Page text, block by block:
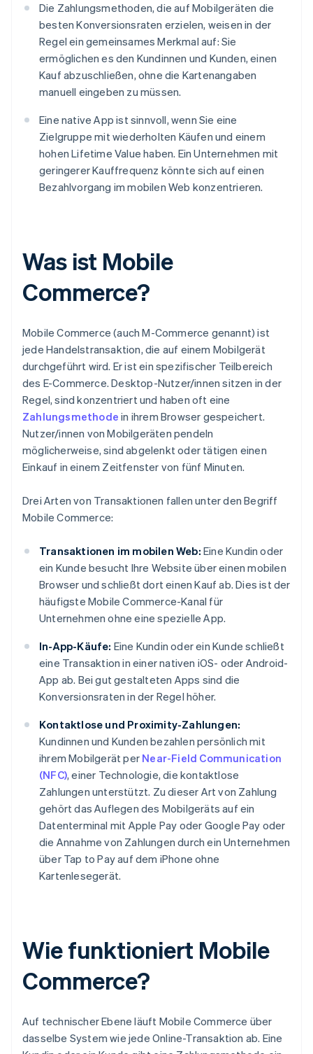
Die Zahlungsmethoden, die auf Mobilgeräten die
besten Konversionsraten erzielen, weisen in der
Regel ein gemeinsames Merkmal auf: Sie
ermöglichen es den Kundinnen und Kunden, einen
Kauf abzuschließen, ohne die Kartenangaben
manuell eingeben zu müssen.
Eine native App ist sinnvoll, wenn Sie eine
Zielgruppe mit wiederholten Käufen und einem
hohen Lifetime Value haben. Ein Unternehmen mit
geringerer Kauffrequenz könnte sich auf einen
Bezahlvorgang im mobilen Web konzentrieren.
Was ist Mobile
Commerce?
Mobile Commerce (auch M-Commerce genannt) ist
jede Handelstransaktion, die auf einem Mobilgerät
durchgeführt wird. Er ist ein spezifischer Teilbereich
des E-Commerce. Desktop-Nutzer/innen sitzen in der
Regel, sind konzentriert und haben oft eine
Zahlungsmethode in ihrem Browser gespeichert.
Nutzer/innen von Mobilgeräten pendeln
möglicherweise, sind abgelenkt oder tätigen einen
Einkauf in einem Zeitfenster von fünf Minuten.
Drei Arten von Transaktionen fallen unter den Begriff
Mobile Commerce:
Transaktionen im mobilen Web: Eine Kundin oder
ein Kunde besucht Ihre Website über einen mobilen
Browser und schließt dort einen Kauf ab. Dies ist der
häufigste Mobile Commerce-Kanal für
Unternehmen ohne eine spezielle App.
In-App-Käufe: Eine Kundin oder ein Kunde schließt
eine Transaktion in einer nativen iOS- oder Android-
App ab. Bei gut gestalteten Apps sind die
Konversionsraten in der Regel höher.
Kontaktlose und Proximity-Zahlungen:
Kundinnen und Kunden bezahlen persönlich mit
ihrem Mobilgerät per Near-Field Communication
(NFC), einer Technologie, die kontaktlose
Zahlungen unterstützt. Zu dieser Art von Zahlung
gehört das Auflegen des Mobilgeräts auf ein
Datenterminal mit Apple Pay oder Google Pay oder
die Annahme von Zahlungen durch ein Unternehmen
über Tap to Pay auf dem iPhone ohne
Kartenlesegerät.
Wie funktioniert Mobile
Commerce?
Auf technischer Ebene läuft Mobile Commerce über
dasselbe System wie jede Online-Transaktion ab. Eine